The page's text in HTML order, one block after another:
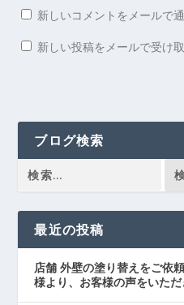
新しいコメントをメールで
新しい投稿をメールで受け
ブログ検索
最近の投稿
店舗 外壁の塗り替えをご依
様より、お客様の声をいた